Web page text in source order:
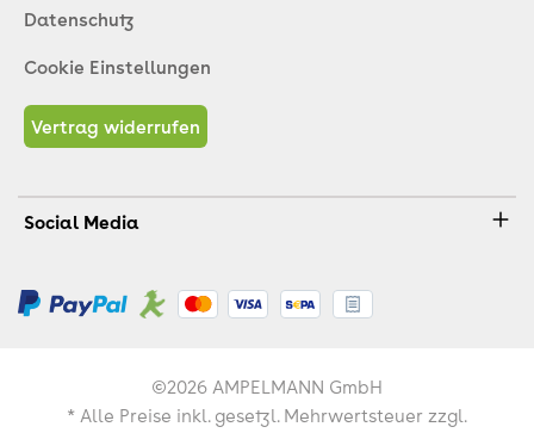
Datenschutz
Cookie Einstellungen
Vertrag widerrufen
Social Media
©2026 AMPELMANN GmbH
* Alle Preise inkl. gesetzl. Mehrwertsteuer zzgl.